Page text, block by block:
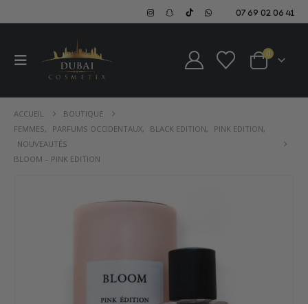
07 69 02 06 41
0
ACCUEIL
BOUTIQUE
FEMMES, PARFUMS OCCIDENTAUX, BLACK EDITION, PINK EDITION,
NOUVEAUTÉS
BLOOM – PINK EDITION